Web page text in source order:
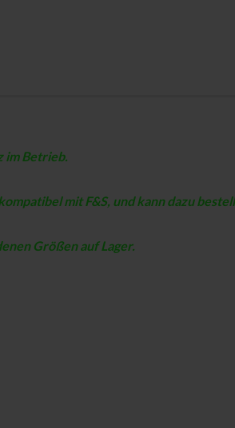
im Betrieb.
mit F&S, und kann dazu
Größen auf Lager.